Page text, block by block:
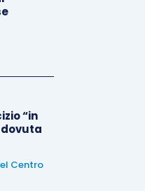
“in
Centro